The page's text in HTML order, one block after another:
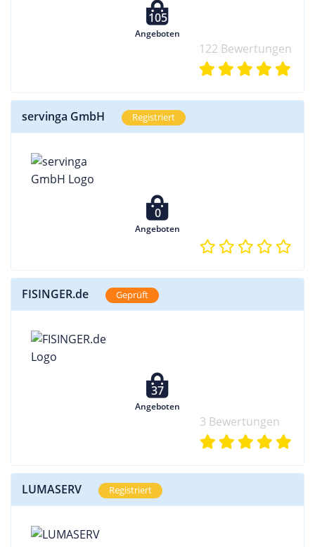
105
Angeboten
122 Bewertungen
servinga GmbH Registriert
0
Angeboten
FISINGER.de Geprüft
37
Angeboten
3 Bewertungen
LUMASERV Registriert